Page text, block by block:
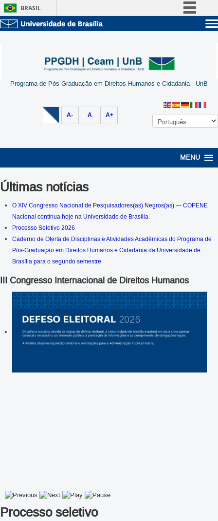
BRASIL
Acesso à informação
Legislação
Canais
Estude na UnB
Administração
Programa de Pós-Graduação em Direitos Humanos e Cidadania - UnB
A- A A+
MENU
Últimas notícias
O XIV Congresso Nacional de Pesquisadores(as) Negros(as) — COPENE
Nacional continua hoje na Universidade de Brasília.
Processo Seletivo 2026
Caderno de Oferta de Disciplinas e Atividades Acadêmicas do Programa de
Pós-Graduação em Direitos Humanos e Cidadania da Universidade de
Brasília para o segundo semestre
III Congresso Internacional de Direitos Humanos
Processo seletivo